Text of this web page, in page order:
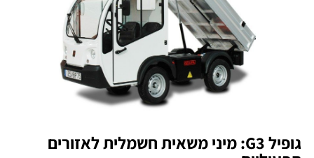
גופיל G3: מיני משאית חשמלית לאזורים